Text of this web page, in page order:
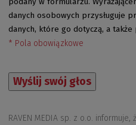
danych osobowych przysługuje
danych, które go dotyczą, a
* Pola obowiązkowe
Wyślij swój głos
RAVEN MEDIA sp. z o.o.